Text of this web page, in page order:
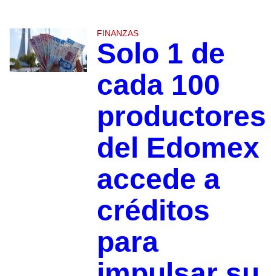
FINANZAS
Solo 1 de
cada 100
productores
del Edomex
accede a
créditos
para